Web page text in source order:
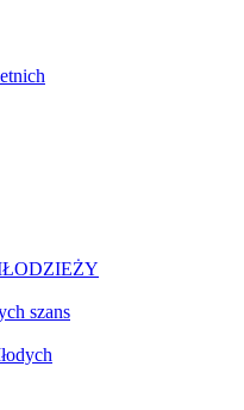
szans